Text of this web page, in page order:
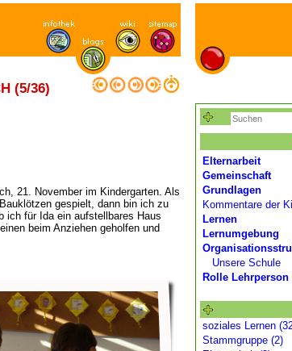
(5/36)
21. November im Kindergarten. Als
gespielt, dann bin ich zu
ich für Ida ein aufstellbares Haus
beim Anziehen geholfen und
Elternarbeit
Gemeinschaft
Grundlagen
Kommentare der
Lernen
Lernumgebung
Unsere Schule
Rolle Lehrperson
soziales Lernen
Stammgruppe (2)